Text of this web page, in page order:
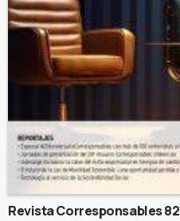
Revista Corresponsables 82